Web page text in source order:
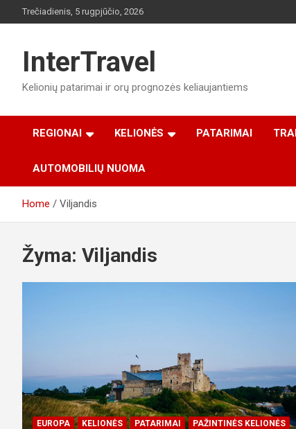
to
Trečiadienis, 5 rugpjūčio, 2026
InterTravel
Kelionių patarimai ir orų prognozės keliaujantiems
REGIONAI KELIONĖS PATARIMAI
AUTOMOBILIŲ NUOMA
Home Viljandis
Žyma: Viljandis
EUROPA KELIONĖS PATARIMAI
PAŽINTINĖS KELIONĖS